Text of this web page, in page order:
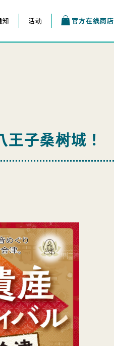
知 活动 官方在线商店
子桑树城！